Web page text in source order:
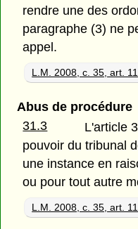
rendre une des
paragraphe (3) ne
appel.
L.M. 2008, c. 35, art. 11.
Abus de procédure
31.3
L'article
pouvoir du tribunal
une instance en
ou pour tout autre
L.M. 2008, c. 35, art. 11.